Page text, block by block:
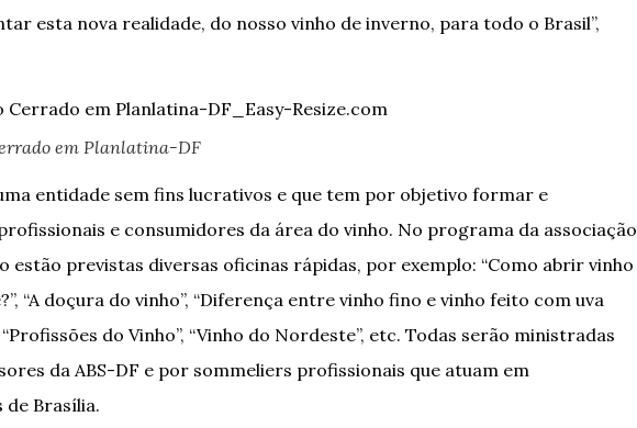
esta nova realidade, do nosso vinho de inverno, para todo o Brasil”,
em Planlatina-DF
entidade sem fins lucrativos e que tem por objetivo formar e
e consumidores da área do vinho. No programa da associação
estão previstas diversas oficinas rápidas, por exemplo: “Como abrir vinho
“A doçura do vinho”, “Diferença entre vinho fino e vinho feito com uva
do Vinho”, “Vinho do Nordeste”, etc. Todas serão ministradas
da ABS-DF e por sommeliers profissionais que atuam em
Brasília.